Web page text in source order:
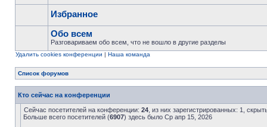
Избранное
Обо всем
Разговариваем обо всем, что не вошло в другие разделы
Удалить cookies конференции | Наша команда
Список форумов
Кто сейчас на конференции
Сейчас посетителей на конференции: 24 , из них зарегистрированных: 1,
Больше всего посетителей (6907) здесь было Ср апр 15, 2026